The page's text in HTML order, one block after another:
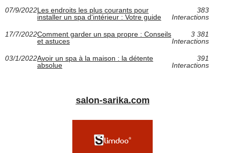
07/9/2022Les endroits les plus courants pour
installer un spa d'intérieur : Votre guide
383
Interactions
17/7/2022Comment garder un spa propre : Conseils
et astuces
3 381
Interactions
03/1/2022Avoir un spa à la maison : la détente
absolue
391
Interactions
salon-sarika.com